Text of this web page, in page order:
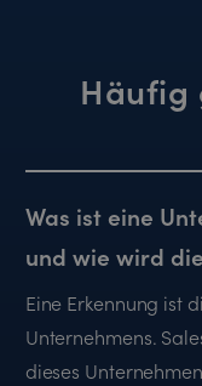
Häufig
Was ist eine
und wie wird
Eine Erkennung ist
Unternehmens.
dieses